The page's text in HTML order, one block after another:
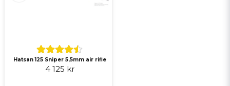
Hatsan 125 Sniper 5,5mm air rifle
4 125 kr